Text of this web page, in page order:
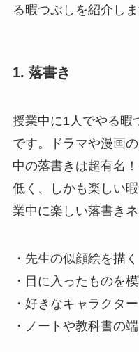
る暇つぶしを紹介しま
1. 落書き
授業中に1人でやる暇
です。ドラマや漫画
中の落書きは超有名
低く、しかも楽しい
業中に楽しい落書き
・先生の似顔絵を描く
・目に入ったものを
・好きなキャラクタ
・ノートや教科書の